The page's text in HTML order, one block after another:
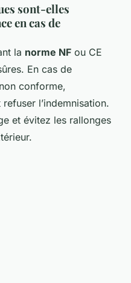
sont-elles
en cas de
la norme NF ou CE
En cas de
conforme,
l’indemnisation.
et évitez les rallonges